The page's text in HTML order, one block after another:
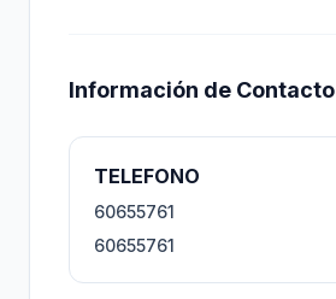
Información de Contacto
TELEFONO
60655761
60655761